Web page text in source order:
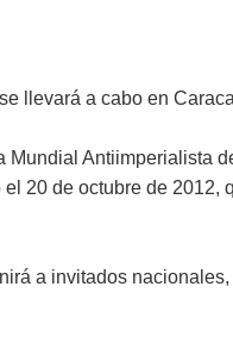
llevará a cabo en
Antiimperialista
20 de octubre de 2012,
a invitados